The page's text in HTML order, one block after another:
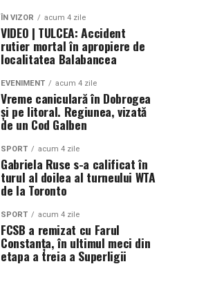
ÎN VIZOR acum 4 zile
VIDEO | TULCEA: Accident
rutier mortal în apropiere de
localitatea Balabancea
EVENIMENT acum 4 zile
Vreme caniculară în Dobrogea
și pe litoral. Regiunea, vizată
de un Cod Galben
SPORT acum 4 zile
Gabriela Ruse s-a calificat în
turul al doilea al turneului WTA
de la Toronto
SPORT acum 4 zile
FCSB a remizat cu Farul
Constanța, în ultimul meci din
etapa a treia a Superligii